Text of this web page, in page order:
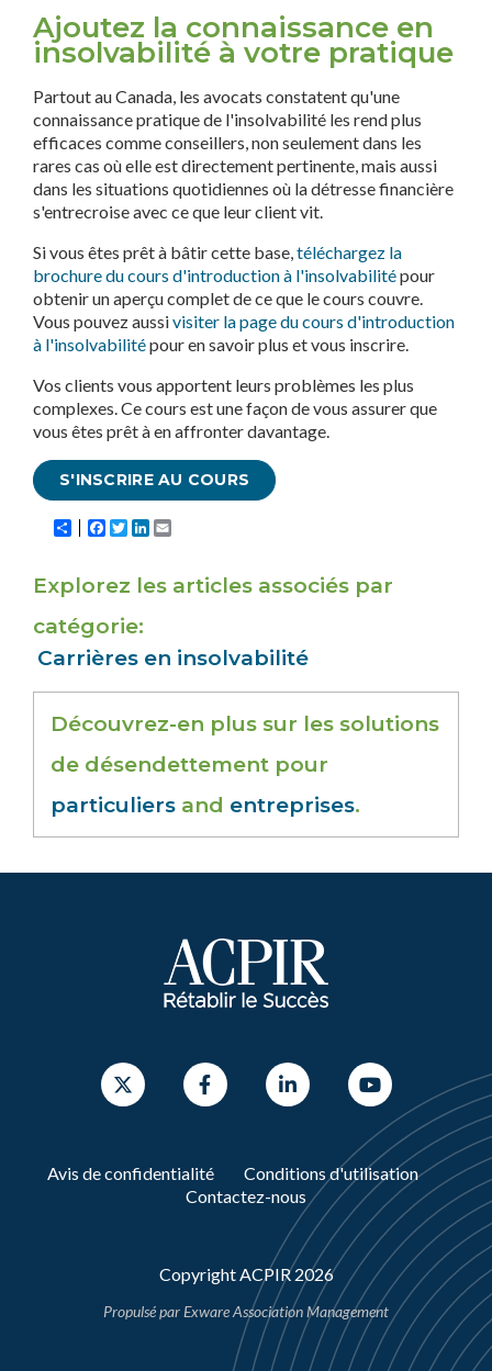
Ajoutez la connaissance en
insolvabilité à votre pratique
Partout au Canada, les avocats constatent qu'une
connaissance pratique de l'insolvabilité les rend plus
efficaces comme conseillers, non seulement dans les
rares cas où elle est directement pertinente, mais aussi
dans les situations quotidiennes où la détresse financière
s'entrecroise avec ce que leur client vit.
Si vous êtes prêt à bâtir cette base,téléchargez la
brochure du cours d'introduction à l'insolvabilitépour
obtenir un aperçu complet de ce que le cours couvre.
Vous pouvez aussivisiter la page du cours d'introduction
à l'insolvabilitépour en savoir plus et vous inscrire.
Vos clients vous apportent leurs problèmes les plus
complexes. Ce cours est une façon de vous assurer que
vous êtes prêt à en affronter davantage.
S'INSCRIRE AU COURS
Share Facebook
TwitterLinkedIn
Explorez les articles associés par
catégorie
Carrières en insolvabilité
Découvrez-en plus sur les solutions
de désendettement pour
particuliers and entreprises.
Avis de confidentialité
Conditions d'utilisation
Contactez-nous
Copyright ACPIR 2026
Propulsé parExware Association Management